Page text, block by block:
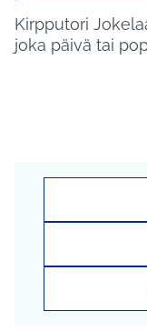
Kirpputori
joka päivä tai